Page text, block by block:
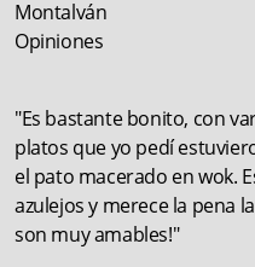
"Es bastante bonito, con
platos que yo pedí
el pato macerado en wok.
azulejos y merece la pena
son muy amables!"